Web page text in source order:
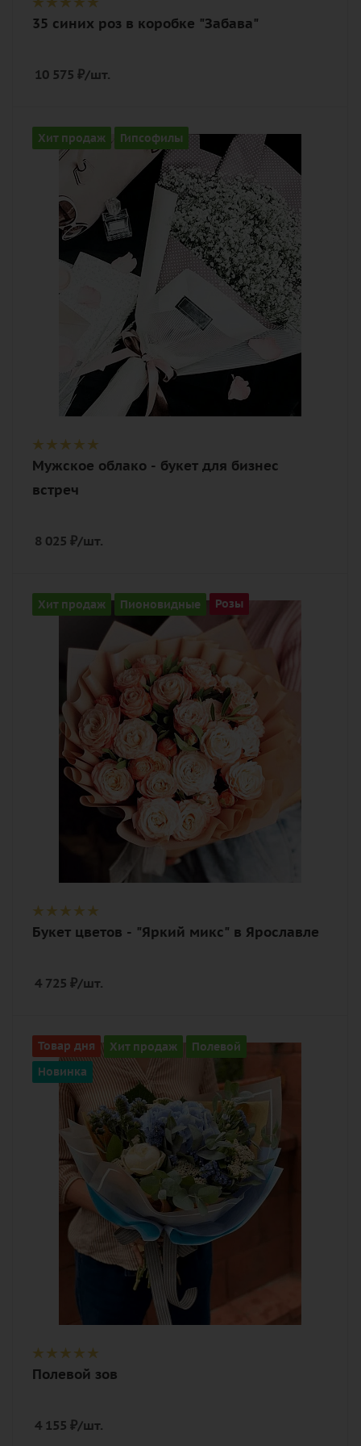
35 синих роз в коробке "Забава"
10 575 ₽/шт.
Хит продаж Гипсофилы
Количество
15
белый
Описание
гипсофилы, лента, дизайнерская
упаковка
Мужское облако - букет для бизнес
встреч
8 025 ₽/шт.
Хит продаж Пионовидные Розы
Цвет
кремовый
Описание
роза пионовидная, зелень, лента,
дизайнерская упаковка
Букет цветов - "Яркий микс" в Ярославле
4 725 ₽/шт.
Товар дня Хит продаж Полевой
Новинка
Цвет
белый, синий
Описание
гортензия, пион, статица, твидия,
тысячелистник, эвкалипт, лента,
дизайнерская упаковка
Полевой зов
4 155 ₽/шт.